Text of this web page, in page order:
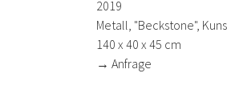
2019
Metall, "Beckstone",
140 x 40 x 45 cm
→ Anfrage